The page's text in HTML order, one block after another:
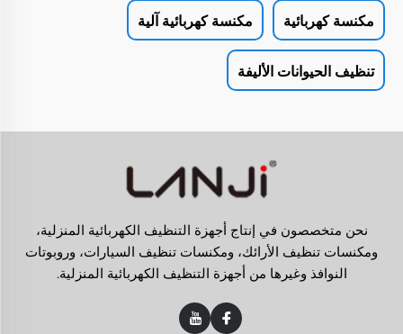
مكنسة كهربائية مكنسة كهربائية آلية
تنظيف الحيوانات الأليفة
نحن متخصصون في إنتاج أجهزة التنظيف الكهربائية المنزلية،
ومكنسات تنظيف الأرائك، ومكنسات تنظيف السيارات، وروبوتات
النوافذ وغيرها من أجهزة التنظيف الكهربائية المنزلية.